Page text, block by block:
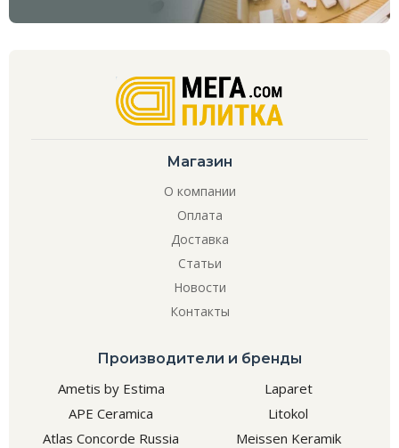
Магазин
О компании
Оплата
Доставка
Статьи
Новости
Контакты
Производители и бренды
Ametis by Estima
APE Ceramica
Atlas Concorde Russia
Laparet
Litokol
Meissen Keramik